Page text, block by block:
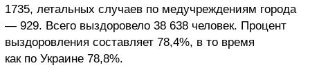
1735, летальных случаев по медучреждениям города
— 929. Всего выздоровело 38 638 человек. Процент
выздоровления составляет 78,4%, в то время
как по Украине 78,8%.